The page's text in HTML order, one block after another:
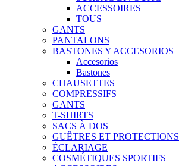
ACCESSOIRES
TOUS
GANTS
PANTALONS
BASTONES Y ACCESORIOS
Accesorios
Bastones
CHAUSETTES
COMPRESSIFS
GANTS
T-SHIRTS
SACS À DOS
GUÊTRES ET PROTECTIONS
ÉCLARIAGE
COSMÉTIQUES SPORTIFS